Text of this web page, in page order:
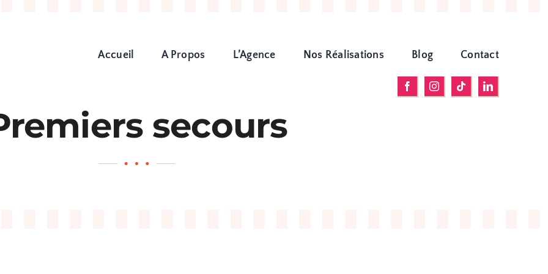
Accueil
A Propos L’Agence Nos Réalisations Blog Contact
secours